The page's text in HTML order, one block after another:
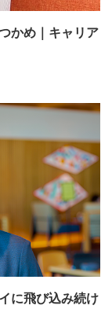
かめ｜キャリア
に飛び込み続け